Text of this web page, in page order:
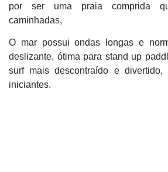
por ser uma praia comprida
caminhadas,
O mar possui ondas longas e
deslizante, ótima para stand up
surf mais descontraído e divertido,
iniciantes.